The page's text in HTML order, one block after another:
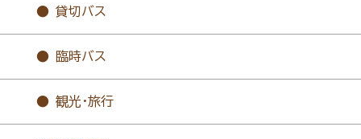
貸切バス
臨時バス
観光・旅行